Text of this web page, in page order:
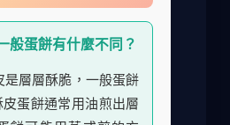
般蛋餅有什麼不同？
是層層酥脆，一般蛋餅
蛋餅通常用油煎出層